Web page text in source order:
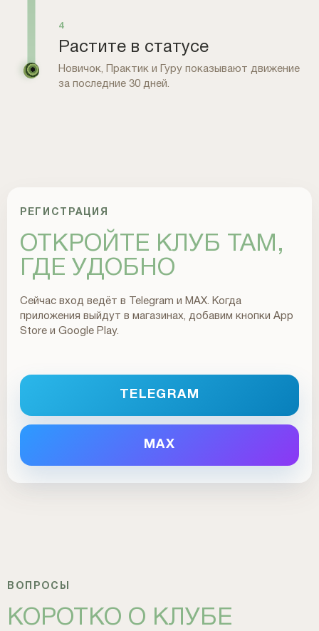
4
Растите в статусе
Новичок, Практик и Гуру показывают движение
за последние 30 дней.
РЕГИСТРАЦИЯ
ОТКРОЙТЕ КЛУБ ТАМ,
ГДЕ УДОБНО
Сейчас вход ведёт в Telegram и MAX. Когда
приложения выйдут в магазинах, добавим кнопки App
Store и Google Play.
TELEGRAM
MAX
ВОПРОСЫ
КОРОТКО О КЛУБЕ